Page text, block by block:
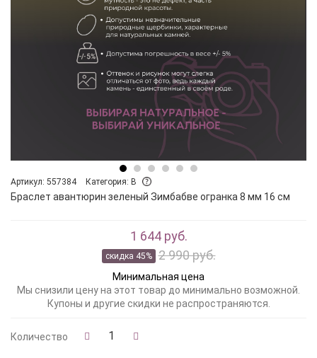
Артикул: 557384 Категория: B
Браслет авантюрин зеленый Зимбабве огранка 8 мм 16 см
1 644 руб.
скидка 45% 2 990 руб.
Минимальная цена
Мы снизили цену на этот товар до минимально возможной.
Купоны и другие скидки не распространяются.
Количество